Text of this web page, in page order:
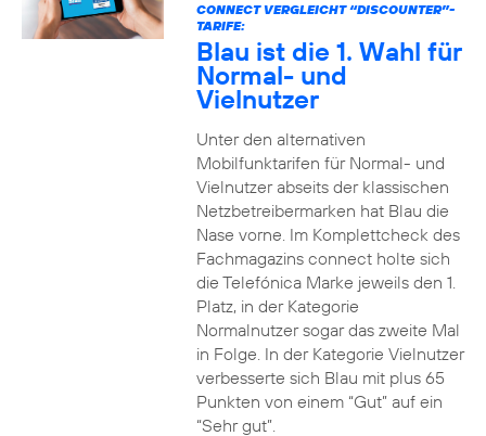
CONNECT VERGLEICHT “DISCOUNTER”-
TARIFE:
Blau ist die 1. Wahl für
Normal- und
Vielnutzer
Unter den alternativen
Mobilfunktarifen für Normal- und
Vielnutzer abseits der klassischen
Netzbetreibermarken hat Blau die
Nase vorne. Im Komplettcheck des
Fachmagazins connect holte sich
die Telefónica Marke jeweils den 1.
Platz, in der Kategorie
Normalnutzer sogar das zweite Mal
in Folge. In der Kategorie Vielnutzer
verbesserte sich Blau mit plus 65
Punkten von einem “Gut” auf ein
“Sehr gut”.